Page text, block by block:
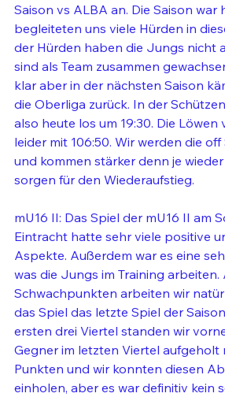
Saison vs ALBA an. Die Saison war
begleiteten uns viele Hürden in
der Hürden haben die Jungs nicht
sind als Team zusammen
klar aber in der nächsten Saison
die Oberliga zurück. In der
also heute los um 19:30. Die Löwen
leider mit 106:50. Wir werden die
und kommen stärker denn je
sorgen für den Wiederaufstieg.
mU16 II: Das Spiel der mU16 II am
Eintracht hatte sehr viele positive
Aspekte. Außerdem war es eine
was die Jungs im Training arbeiten.
Schwachpunkten arbeiten wir
das Spiel das letzte Spiel der
ersten drei Viertel standen wir
Gegner im letzten Viertel aufgeholt
Punkten und wir konnten diesen
einholen, aber es war definitiv kein